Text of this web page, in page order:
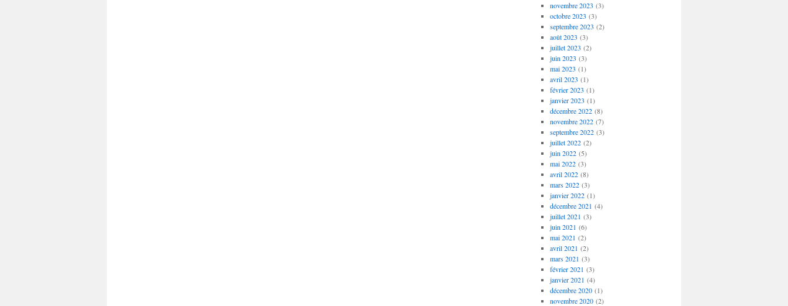
novembre 2023 (3)
octobre 2023 (3)
septembre 2023 (2)
août 2023 (3)
juillet 2023 (2)
juin 2023 (3)
mai 2023 (1)
avril 2023 (1)
février 2023 (1)
janvier 2023 (1)
décembre 2022(8)
novembre 2022(7)
septembre 2022(3)
juillet 2022(2)
juin 2022(5)
mai 2022(3)
avril 2022(8)
mars 2022(3)
janvier 2022(1)
décembre 2021 (4)
juillet 2021 (3)
juin 2021 (6)
mai 2021 (2)
avril 2021 (2)
mars 2021 (3)
février 2021 (3)
janvier 2021 (4)
décembre 2020(1)
novembre 2020(2)